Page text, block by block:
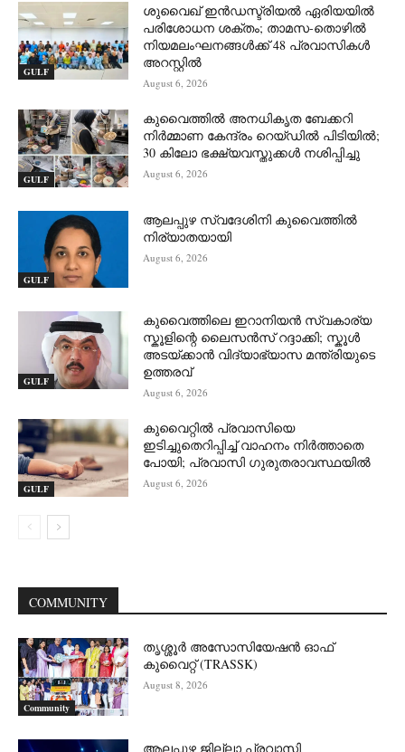
GULF
ശുവൈഖ് ഇൻഡസ്ട്രിയൽ ഏരിയയിൽ
പരിശോധന ശക്തം; താമസ-തൊഴിൽ
നിയമലംഘനങ്ങൾക്ക് 48 പ്രവാസികൾ
അറസ്റ്റിൽ
August 6, 2026
GULF
കുവൈത്തിൽ അനധികൃത ബേക്കറി
നിർമ്മാണ കേന്ദ്രം റെയ്ഡിൽ പിടിയിൽ;
30 കിലോ ഭക്ഷ്യവസ്തുക്കൾ നശിപ്പിച്ചു
August 6, 2026
GULF
ആലപ്പുഴ സ്വദേശിനി കുവൈത്തിൽ
നിര്യാതയായി
August 6, 2026
GULF
കുവൈത്തിലെ ഇറാനിയൻ സ്വകാര്യ
സ്കൂളിന്റെ ലൈസൻസ് റദ്ദാക്കി; സ്കൂൾ
അടയ്ക്കാൻ വിദ്യാഭ്യാസ മന്ത്രിയുടെ
ഉത്തരവ്
August 6, 2026
GULF
കുവൈറ്റിൽ പ്രവാസിയെ
ഇടിച്ചുതെറിപ്പിച്ച് വാഹനം നിർത്താതെ
പോയി; പ്രവാസി ഗുരുതരാവസ്ഥയിൽ
August 6, 2026
COMMUNITY
Community
തൃശ്ശൂർ അസോസിയേഷൻ ഓഫ്
കുവൈറ്റ്‌ (TRASSK)
August 8, 2026
ആലപ്പുഴ ജില്ലാ പ്രവാസി